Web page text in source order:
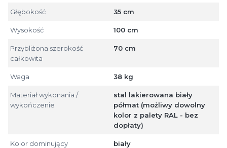
Głębokość 35 cm
Wysokość 100 cm
Przybliżona szerokość
całkowita
70 cm
Waga 38 kg
Materiał wykonania /
wykończenie
stal lakierowana biały
półmat (możliwy dowolny
kolor z palety RAL - bez
dopłaty)
Kolor dominujący biały